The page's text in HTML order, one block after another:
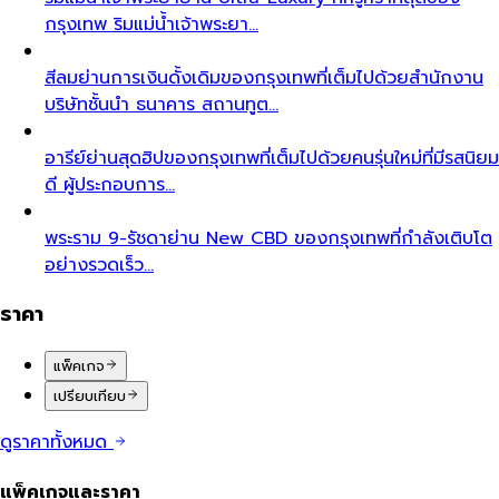
กรุงเทพ ริมแม่น้ำเจ้าพระยา…
สีลมย่านการเงินดั้งเดิมของกรุงเทพที่เต็มไปด้วยสำนักงาน
บริษัทชั้นนำ ธนาคาร สถานทูต…
อารีย์ย่านสุดฮิปของกรุงเทพที่เต็มไปด้วยคนรุ่นใหม่ที่มีรสนิยม
ดี ผู้ประกอบการ…
พระราม 9-รัชดาย่าน New CBD ของกรุงเทพที่กำลังเติบโต
อย่างรวดเร็ว…
ราคา
แพ็คเกจ
เปรียบเทียบ
ดูราคาทั้งหมด
แพ็คเกจและราคา